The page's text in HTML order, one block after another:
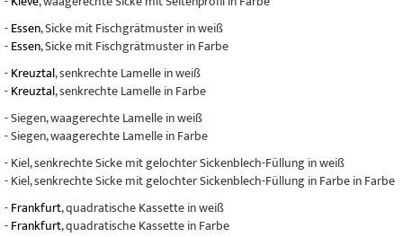
-Essen, Sicke mit Fischgrätmuster in weiß
-Essen, Sicke mit Fischgrätmuster in Farbe
-Kreuztal, senkrechte Lamelle in weiß
-Kreuztal, senkrechte Lamelle in Farbe
- Siegen, waagerechte Lamelle in weiß
- Siegen, waagerechte Lamelle in Farbe
- Kiel, senkrechte Sicke mit gelochter Sickenblech-Füllung in weiß
- Kiel, senkrechte Sicke mit gelochter Sickenblech-Füllung in Farbe in Farbe
-Frankfurt, quadratische Kassette in weiß
-Frankfurt, quadratische Kassette in Farbe